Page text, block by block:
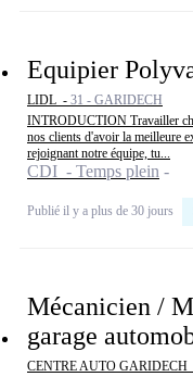
Equipier
LIDL - 31 - GARIDECH
INTRODUCTION Travailler
nos clients d'avoir la meilleure
rejoignant notre équipe, tu...
CDI - Temps plein
Publié il y a plus de 30 jours
Mécanicien /
garage
CENTRE AUTO GARIDECH